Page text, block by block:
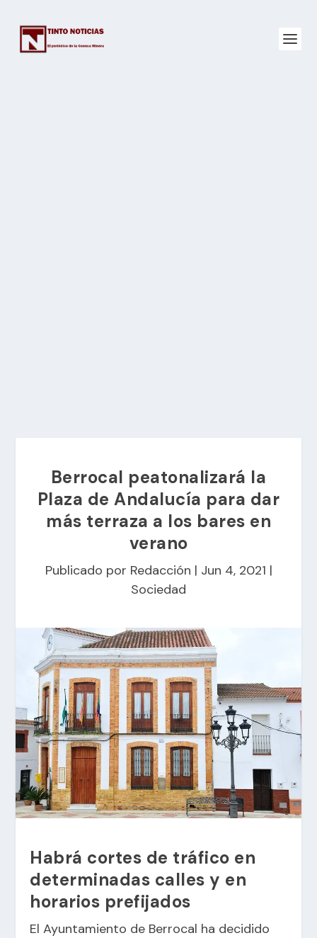
Berrocal peatonalizará la
Plaza de Andalucía para dar
más terraza a los bares en
verano
Publicado por Redacción | Jun 4, 2021 |
Sociedad
Habrá cortes de tráfico en
determinadas calles y en
horarios prefijados
El Ayuntamiento de Berrocal ha decidido